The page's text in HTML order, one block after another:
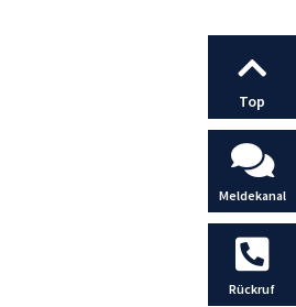
Top
Meldekanal
Rückruf